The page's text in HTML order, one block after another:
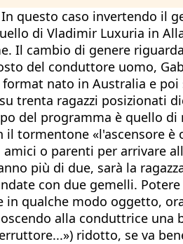
questo caso invertendo il
di Vladimir Luxuria in
Il cambio di genere
del conduttore uomo,
format nato in Australia e
trenta ragazzi posizionati
del programma è quello
tormentone «l'ascensore è
o parenti per arrivare
più di due, sarà la
con due gemelli.
qualche modo oggetto,
alla conduttrice una
ridotto, se va